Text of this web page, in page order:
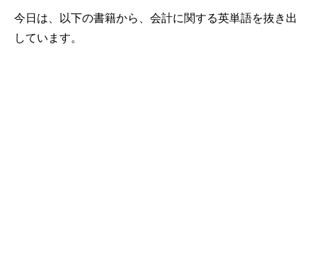
今日は、以下の書籍から、会計に関する英単語を抜き出
しています。